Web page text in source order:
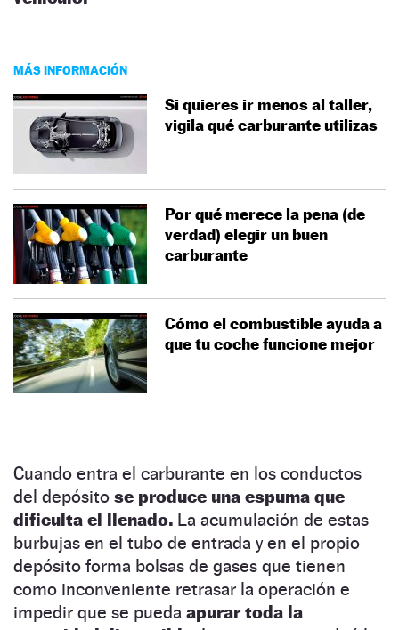
MÁS INFORMACIÓN
Si quieres ir menos al taller,
vigila qué carburante utilizas
Por qué merece la pena (de
verdad) elegir un buen
carburante
Cómo el combustible ayuda a
que tu coche funcione mejor
Cuando entra el carburante en los conductos
del depósito se produce una espuma que
dificulta el llenado. La acumulación de estas
burbujas en el tubo de entrada y en el propio
depósito forma bolsas de gases que tienen
como inconveniente retrasar la operación e
impedir que se pueda apurar toda la